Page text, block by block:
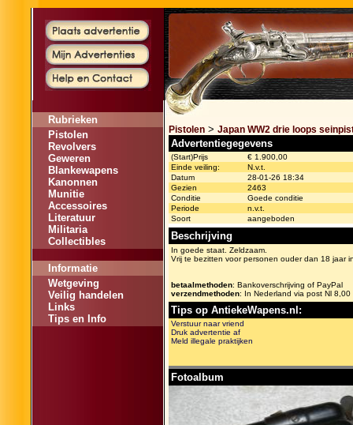
Rubrieken
Pistolen
Revolvers
Geweren
Blankewapens
Kanonnen
Munitie
Accessoires
Literatuur
Militaria
Collectibles
Informatie
Wetgeving
Veilig handelen
Links
Tips en Info
Pistolen > Japan WW2 drie loops
Advertentiegegevens
(Start)Prijs
€ 1.900,00
Einde veiling:
N.v.t.
Datum
28-01-26 18:34
Gezien
2463
Conditie
Goede conditie
Periode
n.v.t.
Soort
aangeboden
Beschrijving
In goede staat. Zeldzaam.
Vrij te bezitten voor personen ouder dan 18 jaar
betaalmethoden: Bankoverschrijving of PayPal
verzendmethoden: In Nederland via post Nl 8,00
Tips op AntiekeWapens.nl:
Verstuur naar vriend
Druk advertentie af
Meld illegale praktijken
Fotoalbum